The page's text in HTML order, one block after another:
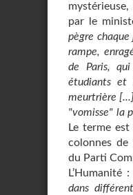
par le
pègre
rampe,
de Paris,
étudiants et
meurtrière
"vomisse" la
Le terme
colonnes de
du Parti
L’Humanité
dans